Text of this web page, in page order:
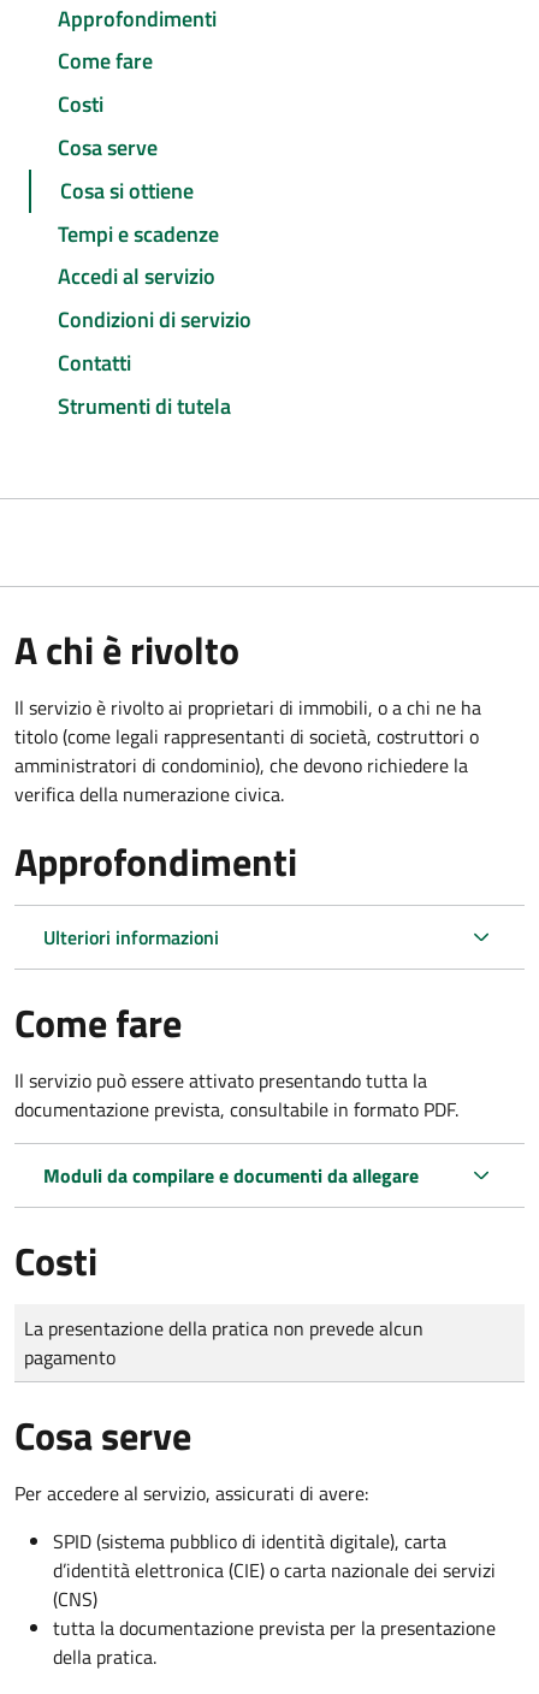
Approfondimenti
Come fare
Costi
Cosa serve
Cosa si ottiene
Tempi e scadenze
Accedi al servizio
Condizioni di servizio
Contatti
Strumenti di tutela
A chi è rivolto
Il servizio è rivolto ai proprietari di immobili, o a chi ne ha
titolo (come legali rappresentanti di società, costruttori o
amministratori di condominio), che devono richiedere la
verifica della numerazione civica.
Approfondimenti
Ulteriori informazioni
Come fare
Il servizio può essere attivato presentando tutta la
documentazione prevista, consultabile in formato PDF.
Moduli da compilare e documenti da allegare
Costi
Tipo di pagamento
Importo
La presentazione della pratica non prevede alcun
pagamento
Cosa serve
Per accedere al servizio, assicurati di avere:
SPID (sistema pubblico di identità digitale), carta
d’identità elettronica (CIE) o carta nazionale dei servizi
(CNS)
tutta la documentazione prevista per la presentazione
della pratica.